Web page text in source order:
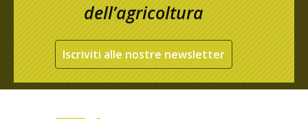
dell’agricoltura
Iscriviti alle nostre newsletter